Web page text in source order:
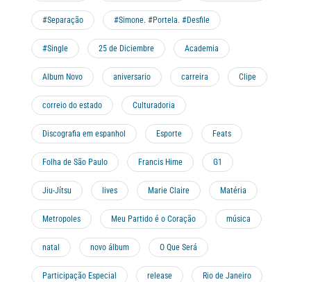
#Separação #Simone. #Portela. #Desfile
#Single 25 de Diciembre Academia
Album Novo aniversario carreira Clipe
correio do estado Culturadoria
Discografia em espanhol Esporte Feats
Folha de São Paulo Francis Hime G1
Jiu-Jítsu lives Marie Claire Matéria
Metropoles Meu Partido é o Coração música
natal novo álbum O Que Será
Participação Especial release Rio de Janeiro